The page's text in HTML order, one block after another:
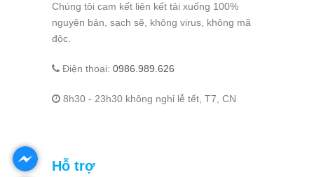
Chúng tôi cam kết liên kết tải xuống 100%
nguyên bản, sạch sẽ, không virus, không mã
độc.
Điện thoại: 0986.989.626
8h30 - 23h30 không nghỉ lễ tết, T7, CN
Hỗ trợ